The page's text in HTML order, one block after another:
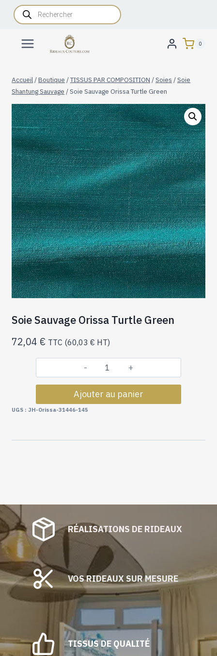
AllerRecherche
de
produits
0
Accueil /Boutique /TISSUS PAR COMPOSITION /Soies /Soie
Shantung Sauvage /Soie Sauvage Orissa Turtle Green
Soie Sauvage Orissa Turtle Green
72,04 € TTC (60,03 € HT)
quantité
de
Soie
Green
Ajouter au panier
UGS : JH-Orissa-31446-145
RÉALISATIONS DE RIDEAUX
VOS RIDEAUX SUR MESURE
TISSUS DE QUALITÉ